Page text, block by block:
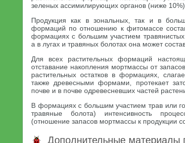
зеленых ассимилирующих органов (ниже 10%).
Продукция как в зональных, так и в
формаций по отношению к фитомассе
формациях с большим участием травянистых
а в лугах и травяных болотах она может
Для всех растительных формаций
отставание накопления мортмассы от
растительных остатков в формациях,
также древесными формами, протекает
почве и в почве одревесневших частей
В формациях с большим участием трав или
травяные болота) интенсивность
(отношение запасов мортмассы к продукции
Дополнительные материалы